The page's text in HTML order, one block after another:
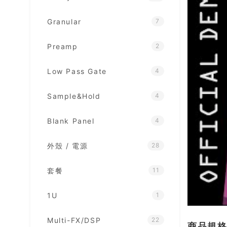
Granular 7
Preamp 2
Low Pass Gate 4
Sample&Hold 4
Blank Panel 4
外殼 / 電源 28
套餐 11
1U 1
Multi-FX/DSP 22